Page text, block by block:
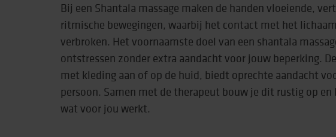
Bij een Shantala massage maken de handen vloeiende,
ritmische bewegingen, waarbij het contact met het
verbroken. Het voornaamste doel van een shantala
ontstressen zonder extra aandacht voor jouw beperking.
met kleding aan of op de huid, biedt oprechte aandacht
persoon. Samen met de therapeut bouw je dit rustig op en
wat voor jou werkt.